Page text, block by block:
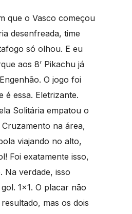
que o Vasco começou
desenfreada, time
só olhou. E eu
aos 8’ Pikachu já
O jogo foi
é essa. Eletrizante.
Solitária empatou o
na área,
viajando no alto,
Foi exatamente isso,
Na verdade, isso
1×1. O placar não
mas os dois